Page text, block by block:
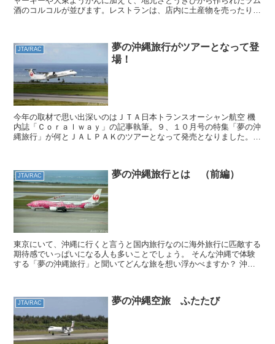
酒のコルコルが並びます。レストランは、店内に土産物を売ったり、
JTA/RAC
夢の沖縄旅行がツアーとなって登
場！
今年の取材で思い出深いのはＪＴＡ日本トランスオーシャン航空 機
内誌「Ｃｏｒａｌｗａｙ」の記事執筆。９、１０月号の特集「夢の沖
縄旅行」が何とＪＡＬＰＡＫのツアーとなって発売となりました。ツ
JTA/RAC 夢の沖縄旅行とは （前編）
東京にいて、沖縄に行くと言うと国内旅行なのに海外旅行に匹敵する
期待感でいっぱいになる人も多いことでしょう。 そんな沖縄で体験
する「夢の沖縄旅行」と聞いてどんな旅を想い浮かべますか？ 沖縄
JTA/RAC 夢の沖縄空旅 ふたたび